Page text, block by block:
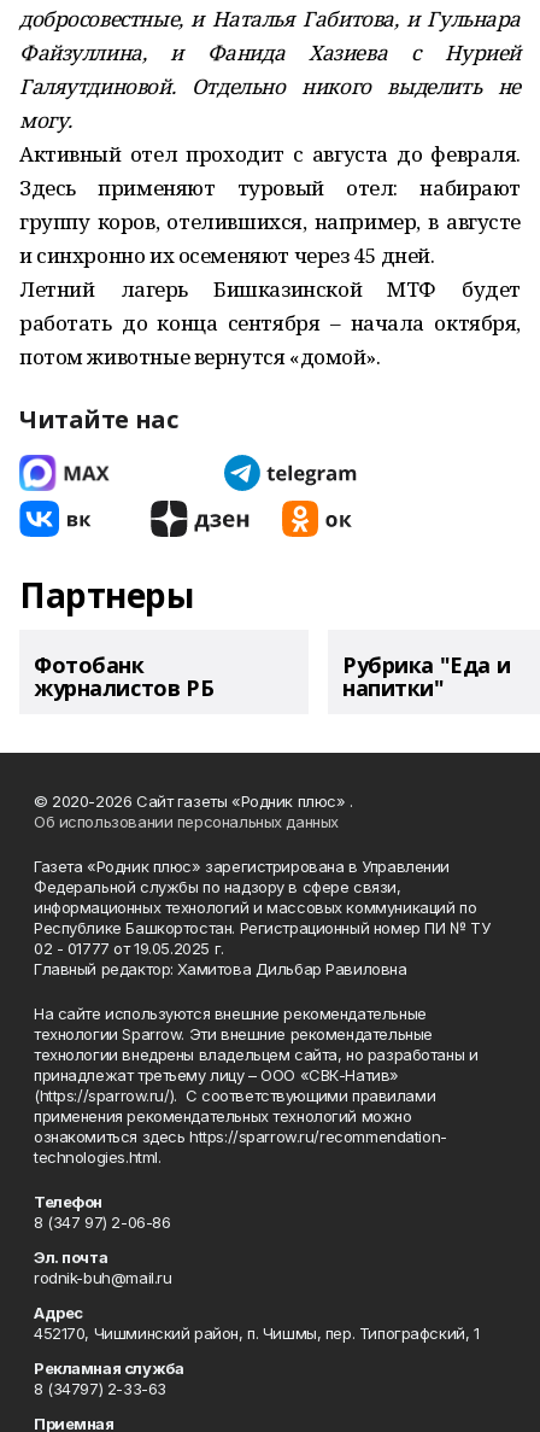
добросовестные, и Наталья Габитова, и Гульнара
Файзуллина, и Фанида Хазиева с Нурией
Галяутдиновой. Отдельно никого выделить не
могу.
Активный отел проходит с августа до февраля.
Здесь применяют туровый отел: набирают
группу коров, отелившихся, например, в августе
и синхронно их осеменяют через 45 дней.
Летний лагерь Бишказинской МТФ будет
работать до конца сентября – начала октября,
потом животные вернутся «домой».
Читайте нас
Партнеры
Фотобанк
журналистов РБ
Рубрика "Еда и
напитки"
© 2020-2026 Сайт газеты «Родник плюс» .
Об использовании персональных данных
Газета «Родник плюс» зарегистрирована в Управлении
Федеральной службы по надзору в сфере связи,
информационных технологий и массовых коммуникаций по
Республике Башкортостан. Регистрационный номер ПИ № ТУ
02 - 01777 от 19.05.2025 г.
Главный редактор: Хамитова Дильбар Равиловна
На сайте используются внешние рекомендательные
технологии Sparrow. Эти внешние рекомендательные
технологии внедрены владельцем сайта, но разработаны и
принадлежат третьему лицу – ООО «СВК-Натив»
(https://sparrow.ru/). С соответствующими правилами
применения рекомендательных технологий можно
ознакомиться здесь https://sparrow.ru/recommendation-
technologies.html.
Телефон
8 (347 97) 2-06-86
Эл. почта
rodnik-buh@mail.ru
Адрес
452170, Чишминский район, п. Чишмы, пер. Типографский, 1
Рекламная служба
8 (34797) 2-33-63
Приемная